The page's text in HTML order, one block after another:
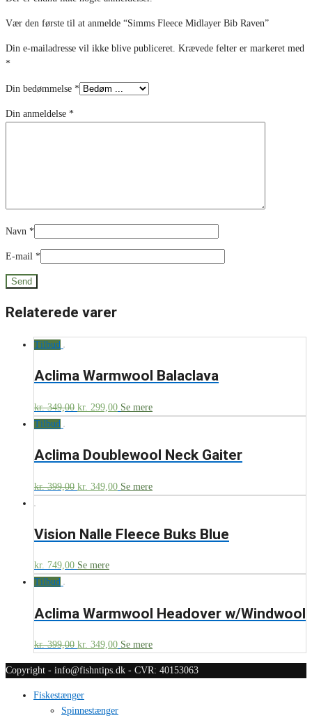
Vær den første til at anmelde “Simms Fleece Midlayer Bib Raven”
Din e-mailadresse vil ikke blive publiceret. Krævede felter er markeret med
*
Din bedømmelse *
Din anmeldelse *
Navn *
E-mail *
Relaterede varer
Tilbud
Aclima Warmwool Balaclava
kr.349,00 kr. 299,00 Se mere
Tilbud
Aclima Doublewool Neck Gaiter
kr.399,00 kr. 349,00 Se mere
Vision Nalle Fleece Buks Blue
kr. 749,00 Se mere
Tilbud
Aclima Warmwool Headover w/Windwool
kr.399,00 kr. 349,00 Se mere
Copyright - info@fishntips.dk - CVR: 40153063
Fiskestænger
Spinnestænger